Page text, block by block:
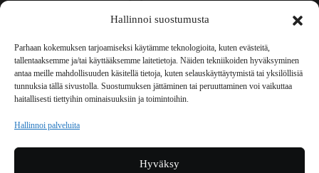
Hallinnoi suostumusta
Parhaan kokemuksen tarjoamiseksi käytämme teknologioita, kuten evästeitä,
tallentaaksemme ja/tai käyttääksemme laitetietoja. Näiden tekniikoiden hyväksyminen
antaa meille mahdollisuuden käsitellä tietoja, kuten selauskäyttäytymistä tai yksilöllisiä
tunnuksia tällä sivustolla. Suostumuksen jättäminen tai peruuttaminen voi vaikuttaa
haitallisesti tiettyihin ominaisuuksiin ja toimintoihin.
Hallinnoi palveluita
Hyväksy
UUTISKIRJE
MAINOSTAJILLE
VASTAMAINOKSET
JAKELUPAIKAT
REKISTERISELOSTE
TILAUKSEN PERUUTUSPYYNTÖ